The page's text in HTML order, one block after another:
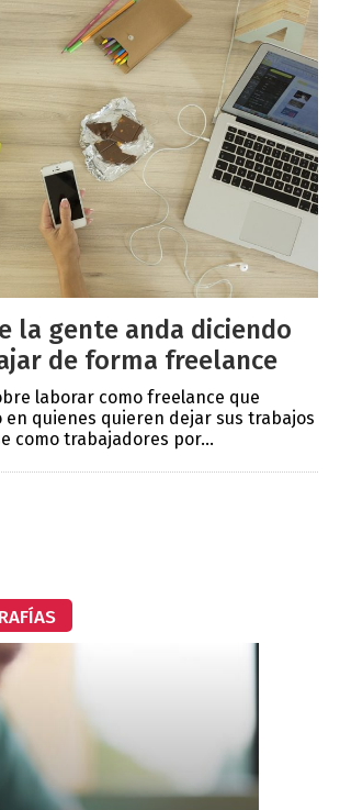
la gente anda diciendo
de forma freelance
laborar como freelance que
en quienes quieren dejar sus trabajos
como trabajadores por...